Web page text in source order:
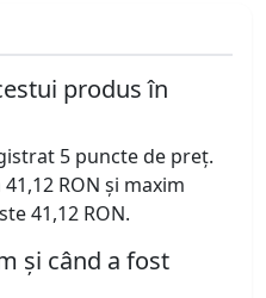
produs în
5 puncte de preț.
RON și maxim
41,12 RON.
și când a fost